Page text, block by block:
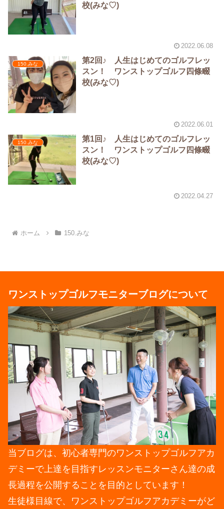
校(みな♡)
2022.06.08
150.みな
第2回♪ 人生はじめてのゴルフレッ
スン！ ワンストップゴルフ四條畷
校(みな♡)
2022.06.01
150.みな
第1回♪ 人生はじめてのゴルフレッ
スン！ ワンストップゴルフ四條畷
校(みな♡)
2022.04.27
ホーム 150.みな
ワンストップゴルフモニターブログについて
当ブログは、初心者専門のワンストップゴルフアカ
デミーで上達を目指すレッスンモニターさん達の成
長過程を公開することを目的としています！
生徒様目線で、ワンストップゴルフアカデミーがど